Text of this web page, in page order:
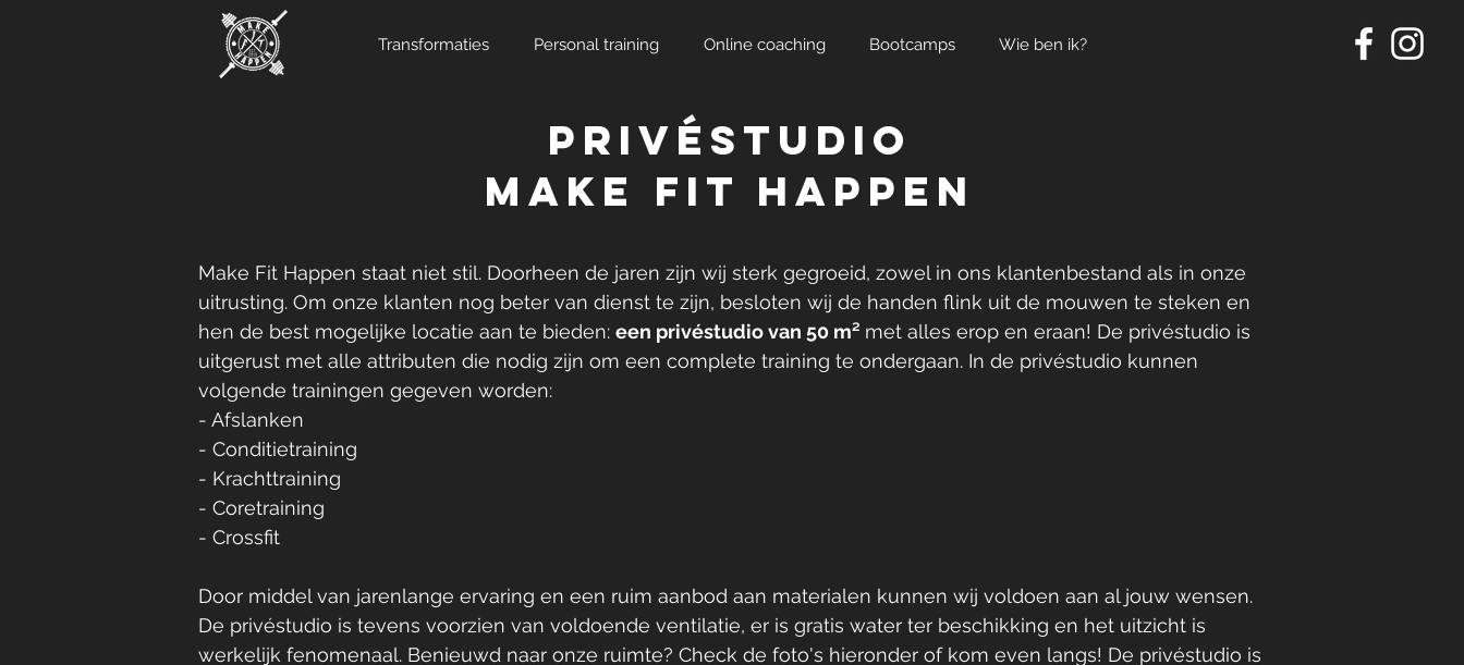
Transformaties Personal training Online coaching Bootcamps Wie ben ik?
PRIVéSTUDIO
mAKE fIT hAPPEN
Make Fit Happen staat niet stil. Doorheen de jaren zijn wij sterk gegroeid, zowel in ons klantenbestand als in onze
uitrusting. Om onze klanten nog beter van dienst te zijn, besloten wij de handen flink uit de mouwen te steken en
hen de best mogelijke locatie aan te bieden: een privéstudio van 50 m² met alles erop en eraan! De privéstudio is
uitgerust met alle attributen die nodig zijn om een complete training te ondergaan. In de privéstudio kunnen
volgende trainingen gegeven worden:
- Afslanken
- Conditietraining
- Krachttraining
- Coretraining
- Crossfit
Door middel van jarenlange ervaring en een ruim aanbod aan materialen kunnen wij voldoen aan al jouw wensen.
De privéstudio is tevens voorzien van voldoende ventilatie, er is gratis water ter beschikking en het uitzicht is
werkelijk fenomenaal. Benieuwd naar onze ruimte? Check de foto's hieronder of kom even langs! De privéstudio is